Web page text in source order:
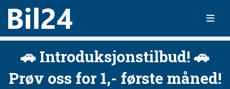
🚗 Introduksjonstilbud! 🚗
Prøv oss for 1,- første måned!